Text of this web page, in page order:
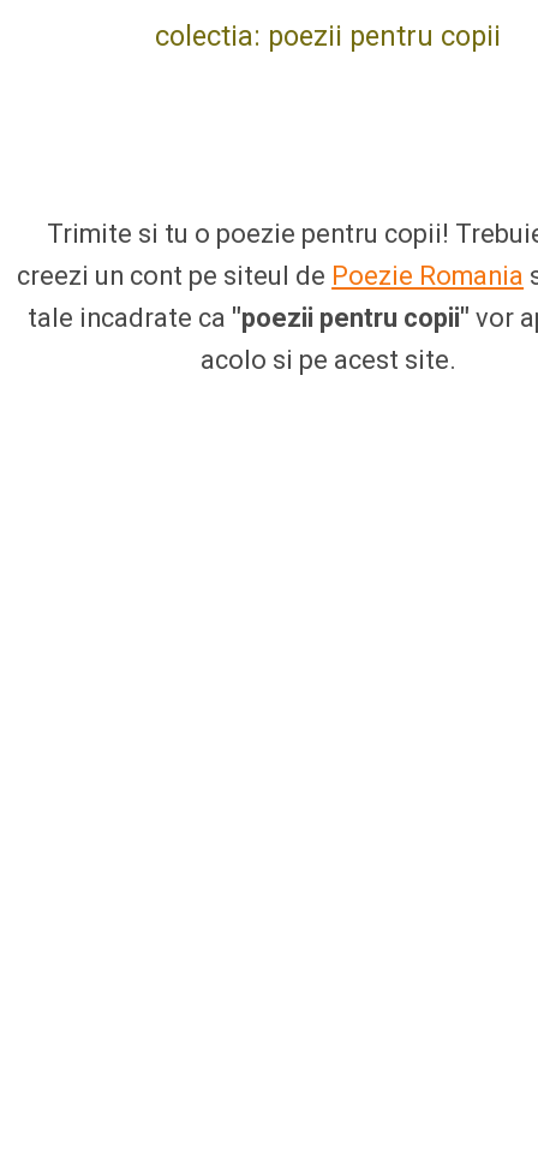
colectia: poezii pentru copii
Trimite si tu o poezie pentru copii!
creezi un cont pe siteul de Poezie Romania
tale incadrate ca "poezii pentru copii" vor
acolo si pe acest site.